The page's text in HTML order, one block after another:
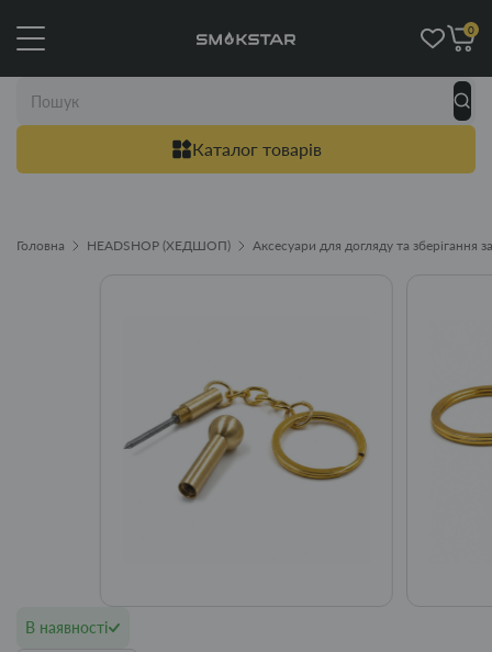
Каталог товарів
0
Головна HEADSHOP (ХЕДШОП) Аксесуари для догляду та зберігання
В наявності